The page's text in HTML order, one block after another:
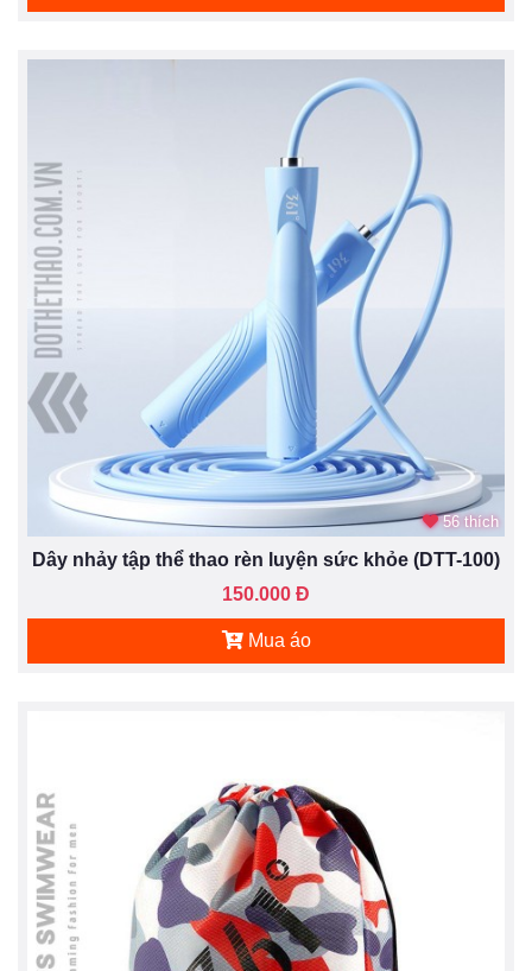
56 thích
Dây nhảy tập thể thao rèn luyện sức khỏe (DTT-100)
150.000 Đ
Mua áo